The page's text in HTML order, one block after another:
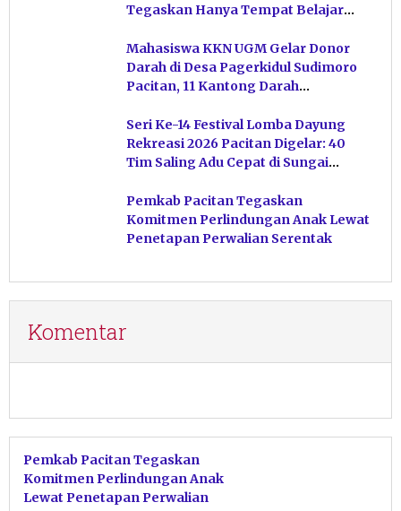
Tegaskan Hanya Tempat Belajar
Mahasiswa KKN UGM Gelar Donor
Darah di Desa Pagerkidul Sudimoro
Pacitan, 11 Kantong Darah
Seri Ke-14 Festival Lomba Dayung
Rekreasi 2026 Pacitan Digelar: 40
Tim Saling Adu Cepat di Sungai
Pemkab Pacitan Tegaskan
Komitmen Perlindungan Anak Lewat
Penetapan Perwalian Serentak
Komentar
Pemkab Pacitan Tegaskan
Komitmen Perlindungan Anak
Lewat Penetapan Perwalian